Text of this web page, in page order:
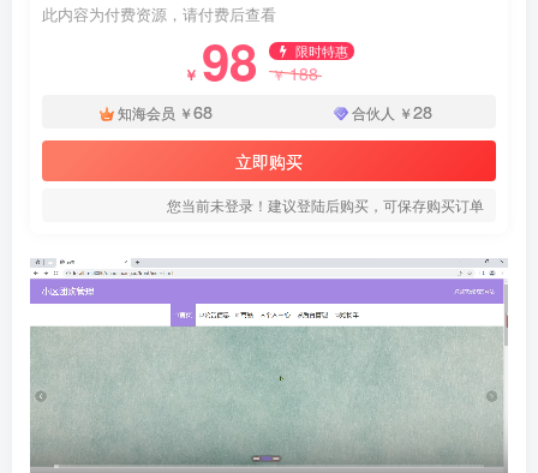
此内容为付费资源，请付费后查看
￥ 98 限时特惠
￥188
知海会员 ￥68 合伙人 ￥28
立即购买
您当前未登录！建议登陆后购买，可保存购买订单